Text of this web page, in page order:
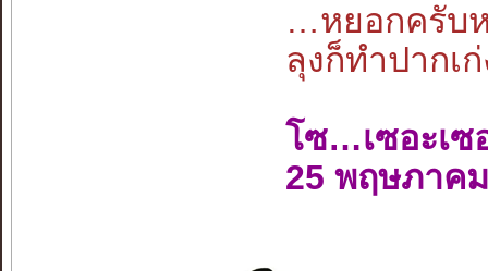
…หยอกครับห
ลุงก็ทำปากเ
โซ…เซอะเซ
25 พฤษภาค